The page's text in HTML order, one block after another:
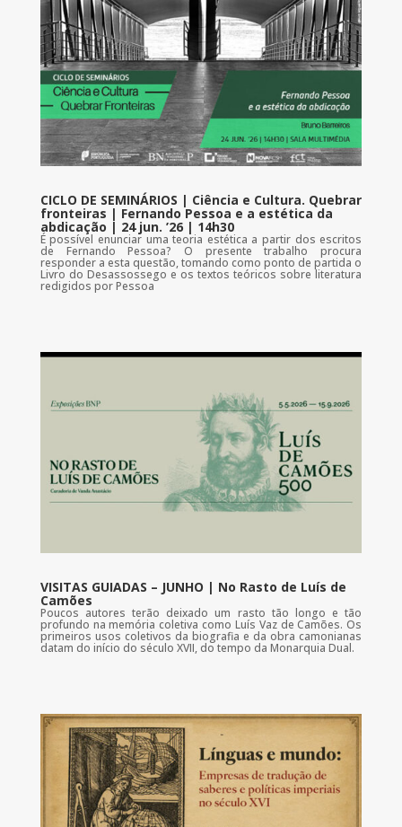
CICLO DE SEMINÁRIOS | Ciência e Cultura. Quebrar
fronteiras | Fernando Pessoa e a estética da
abdicação | 24 jun. ’26 | 14h30
É possível enunciar uma teoria estética a partir dos escritos
de Fernando Pessoa? O presente trabalho procura
responder a esta questão, tomando como ponto de partida o
Livro do Desassossego e os textos teóricos sobre literatura
redigidos por Pessoa
VISITAS GUIADAS – JUNHO | No Rasto de Luís de
Camões
Poucos autores terão deixado um rasto tão longo e tão
profundo na memória coletiva como Luís Vaz de Camões. Os
primeiros usos coletivos da biografia e da obra camonianas
datam do início do século XVII, do tempo da Monarquia Dual.